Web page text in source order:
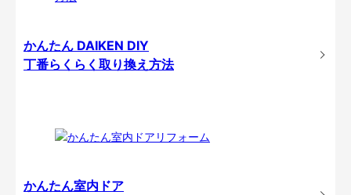
かんたん DAIKEN DIY
丁番らくらく取り換え方法
かんたん室内ドア